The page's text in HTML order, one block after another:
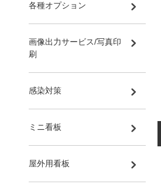
各種オプション
画像出力サービス/写真印
刷
感染対策
ミニ看板
屋外用看板